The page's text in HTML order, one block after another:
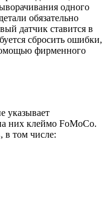
одного
обязательно
датчик ставится в
сбросить ошибки,
фирменного
указывает
них клеймо FoMoCo.
в том числе: